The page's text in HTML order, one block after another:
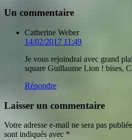
Un commentaire
Catherine Weber
14/02/2017 11:49
Je vous rejoindrai avec grand
square Guillaume Lion ! bises,
Répondre
Laisser un commentaire
Votre adresse e-mail ne sera pas
sont indiqués avec *